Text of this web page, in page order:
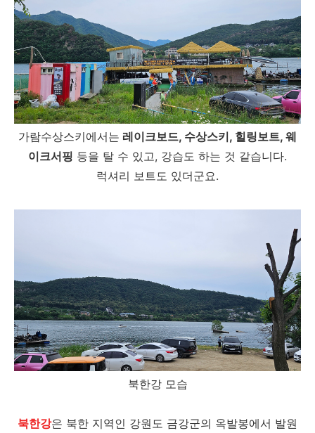
가람수상스키에서는 레이크보드, 수상스키, 힐링보트, 웨
이크서핑 등을 탈 수 있고, 강습도 하는 것 같습니다.
럭셔리 보트도 있더군요.
북한강 모습
북한강은 북한 지역인 강원도 금강군의 옥발봉에서 발원